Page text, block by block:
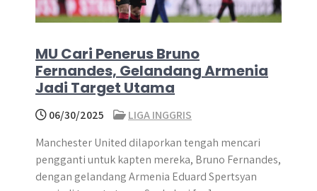
MU Cari Penerus Bruno
Fernandes, Gelandang Armenia
Jadi Target Utama
06/30/2025
LIGA INGGRIS
Manchester United dilaporkan tengah mencari
pengganti untuk kapten mereka, Bruno Fernandes,
dengan gelandang Armenia Eduard Spertsyan